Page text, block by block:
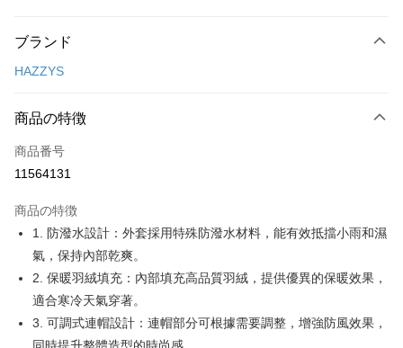
クレジットカード1回払い
LINE Pay
Apple Pay
Easy Wallet
OP Pay Later
説明
【OP Pay Later 使用説明】
1. 本サービスは台湾大哥大によって提供され、台湾大哥大のユーザーは追
加の申請なしで即時に利用可能です。
2. 支払い方法で「OP Pay Later」を選択すると、注文が成立した後に自動
AFTEE代金後払い
説明
ブランド
HAZZYS
商品の特徴
商品番号
11564131
商品の特徴
1. 防潑水設計：外套採用特殊防潑水材料，能有效抵擋小雨和濕
氣，保持內部乾爽。
2. 保暖羽絨填充：內部填充高品質羽絨，提供優異的保暖效果，
適合寒冷天氣穿著。
3. 可調式連帽設計：連帽部分可根據需要調整，增強防風效果，